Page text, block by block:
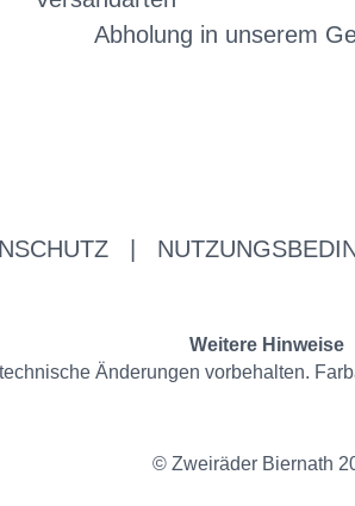
Abholung in unserem
Weitere Hinweise
Änderungen vorbehalten.
© Zweiräder Biernath